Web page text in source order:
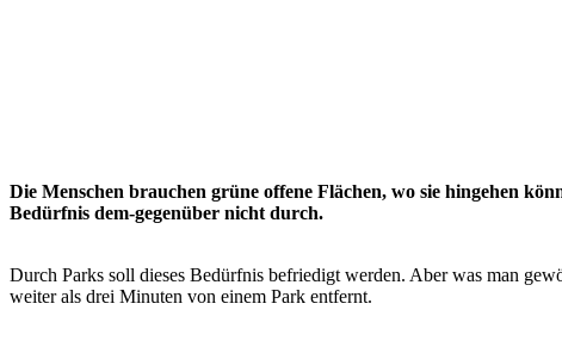
Die Menschen brauchen grüne offene Flächen, wo sie hingehen
Bedürfnis dem-gegenüber nicht durch.
Durch Parks soll dieses Bedürfnis befriedigt werden. Aber was man
weiter als drei Minuten von einem Park entfernt.